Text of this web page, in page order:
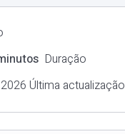
Duração
Última actualização